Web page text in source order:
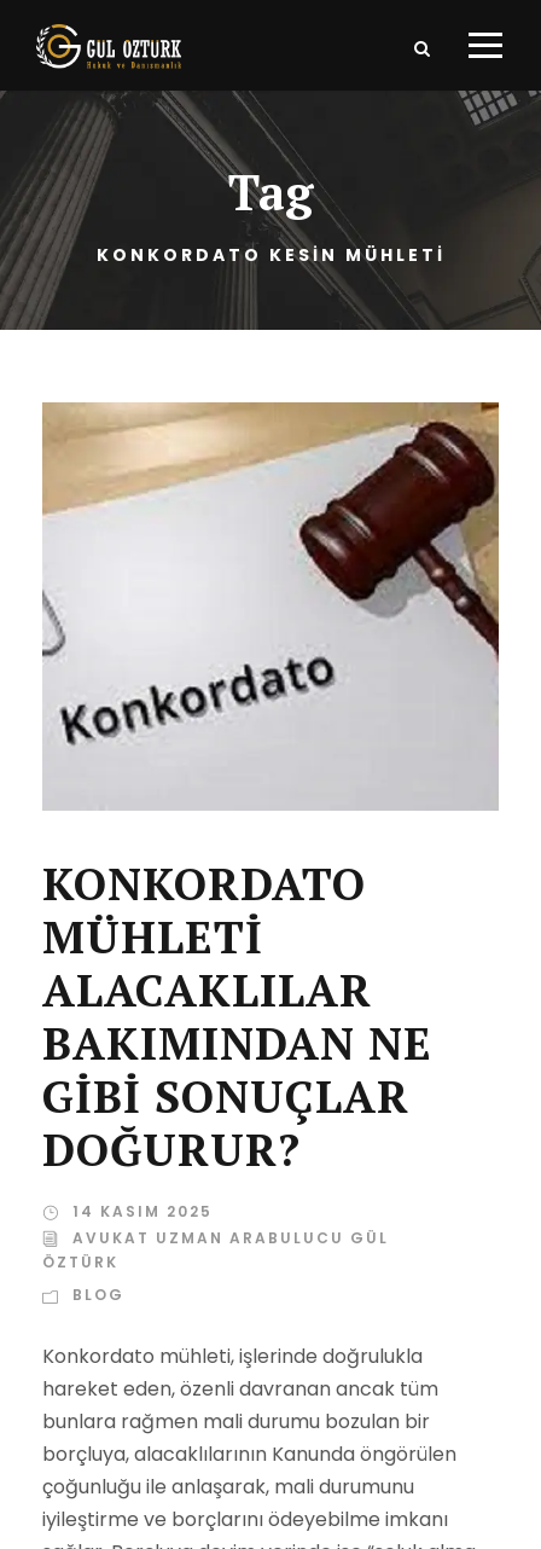
Tag
KONKORDATO KESİN MÜHLETİ
KONKORDATO
MÜHLETİ
ALACAKLILAR
BAKIMINDAN NE
GİBİ SONUÇLAR
DOĞURUR?
14 KASIM 2025
AVUKAT UZMAN ARABULUCU GÜL
ÖZTÜRK
BLOG
Konkordato mühleti, işlerinde doğrulukla
hareket eden, özenli davranan ancak tüm
bunlara rağmen mali durumu bozulan bir
borçluya, alacaklılarının Kanunda öngörülen
çoğunluğu ile anlaşarak, mali durumunu
iyileştirme ve borçlarını ödeyebilme imkanı